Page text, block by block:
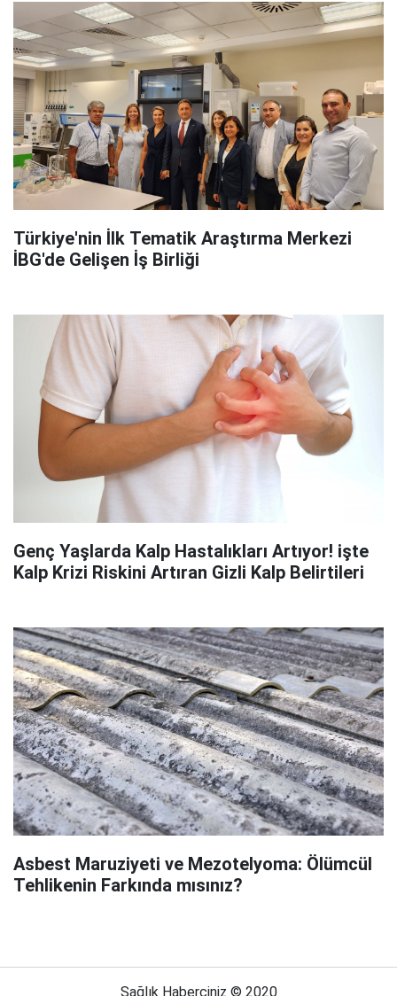
Türkiye'nin İlk Tematik Araştırma Merkezi
İBG'de Gelişen İş Birliği
Genç Yaşlarda Kalp Hastalıkları Artıyor! işte
Kalp Krizi Riskini Artıran Gizli Kalp Belirtileri
Asbest Maruziyeti ve Mezotelyoma: Ölümcül
Tehlikenin Farkında mısınız?
Sağlık Haberciniz © 2020